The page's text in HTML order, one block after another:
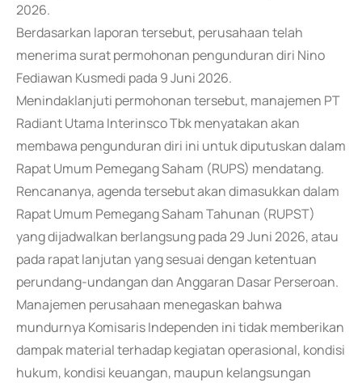
2026.
Berdasarkan laporan tersebut, perusahaan telah
menerima surat permohonan pengunduran diri Nino
Fediawan Kusmedi pada 9 Juni 2026.
Menindaklanjuti permohonan tersebut, manajemen PT
Radiant Utama Interinsco Tbk menyatakan akan
membawa pengunduran diri ini untuk diputuskan dalam
Rapat Umum Pemegang Saham (RUPS) mendatang.
Rencananya, agenda tersebut akan dimasukkan dalam
Rapat Umum Pemegang Saham Tahunan (RUPST)
yang dijadwalkan berlangsung pada 29 Juni 2026, atau
pada rapat lanjutan yang sesuai dengan ketentuan
perundang-undangan dan Anggaran Dasar Perseroan.
Manajemen perusahaan menegaskan bahwa
mundurnya Komisaris Independen ini tidak memberikan
dampak material terhadap kegiatan operasional, kondisi
hukum, kondisi keuangan, maupun kelangsungan